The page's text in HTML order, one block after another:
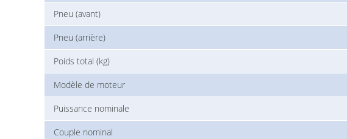
Pneu (avant)
Pneu (arrière)
Poids total (kg)
Modèle de moteur
Puissance nominale
Couple nominal